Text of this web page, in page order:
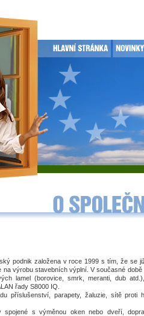
podnik založena v roce 1999 s tím, že se
na výrobu stavebních výplní. V současné
lamel (borovice, smrk, meranti, dub
řady S8000 IQ.
příslušenství, parapety, žaluzie, sítě proti
spojené s výměnou oken nebo dveří,